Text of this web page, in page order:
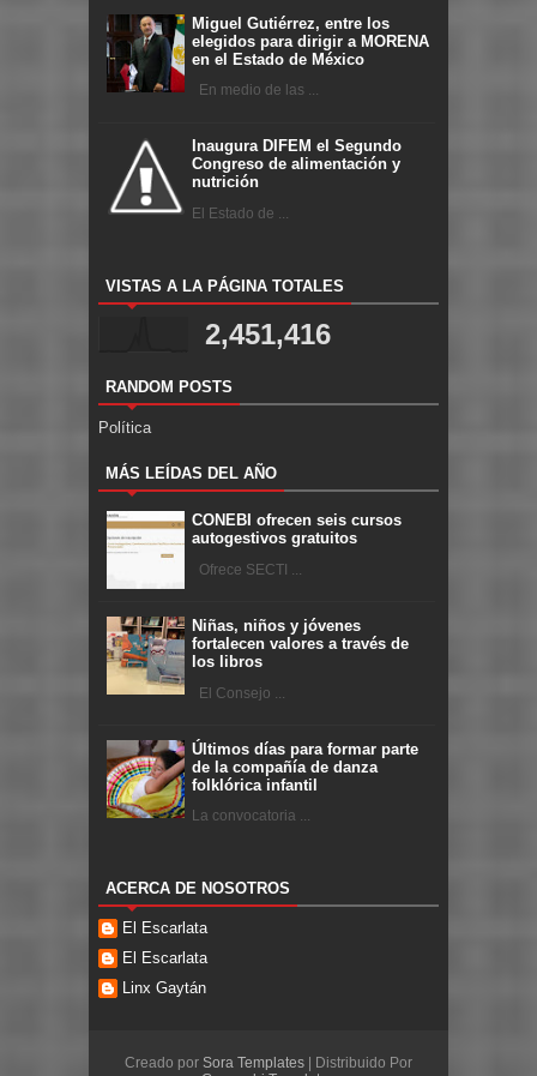
Miguel Gutiérrez, entre los
elegidos para dirigir a MORENA
en el Estado de México
En medio de las ...
Inaugura DIFEM el Segundo
Congreso de alimentación y
nutrición
El Estado de ...
VISTAS A LA PÁGINA TOTALES
2,451,416
RANDOM POSTS
Política
MÁS LEÍDAS DEL AÑO
CONEBI ofrecen seis cursos
autogestivos gratuitos
Ofrece SECTI ...
Niñas, niños y jóvenes
fortalecen valores a través de
los libros
El Consejo ...
Últimos días para formar parte
de la compañía de danza
folklórica infantil
La convocatoria ...
ACERCA DE NOSOTROS
El Escarlata
El Escarlata
Linx Gaytán
Creado por Sora Templates | Distribuido Por